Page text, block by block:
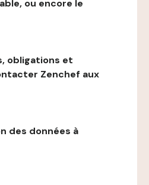
ou encore le
obligations et
Zenchef aux
des données à